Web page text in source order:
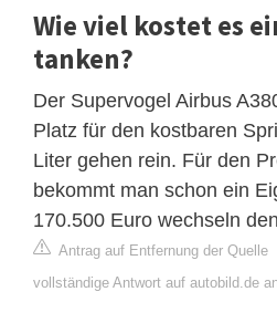
Wie viel kostet es
tanken?
Der Supervogel Airbus
Platz für den kostbaren
Liter gehen rein. Für den
bekommt man schon ein
170.500 Euro wechseln
Antrag auf Entfernung der Quelle
vollständige Antwort auf autobild.de